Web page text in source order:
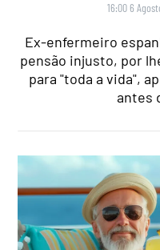
16:00 6
Ex-enfermeiro
pensão injusto, por
para "toda a vida",
antes